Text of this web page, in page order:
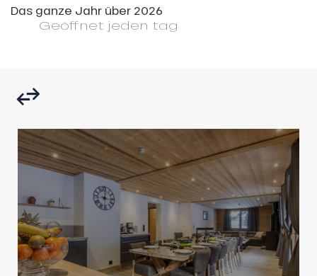
Das ganze Jahr über 2026
Geöffnet jeden tag